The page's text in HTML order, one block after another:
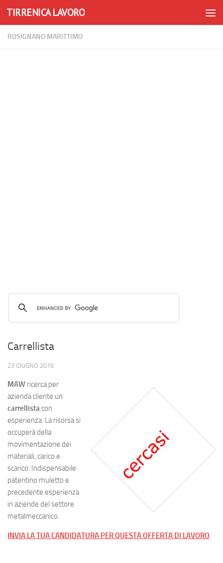
Skip to content
TIRRENICA LAVORO
ROSIGNANO MARITTIMO
Carrellista
23 GIUGNO 2016
MAW ricerca per
azienda cliente un
carrellistacon
esperienza. La risorsa si
occuperà della
movimentazione dei
materiali, carico e
scarico. Indispensabile
patentino muletto e
precedente esperienza
in aziende del settore
metalmeccanico.
INVIA LA TUA CANDIDATURA PER QUESTA OFFERTA DI LAVORO